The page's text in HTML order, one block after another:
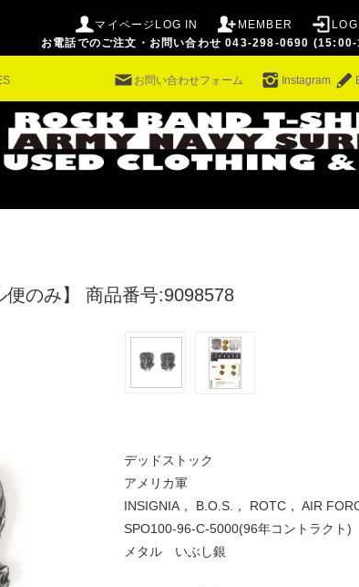
マイページLOG IN MEMBER
お電話でのご注文・お問い合わせ 043-298-0690
お問い合わせフォーム Instagram
のみ】 商品番号:9098578
デッドストック
アメリカ軍
INSIGNIA， B.O.S.， ROTC， AIR
SPO100-96-C-5000(96年コントラクト)
メタル いぶし銀